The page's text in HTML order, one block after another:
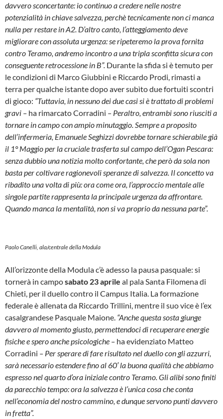
davvero sconcertante: io continuo a credere nelle nostre
potenzialità in chiave salvezza, perchè tecnicamente non ci manca
nulla per restare in A2. D’altro canto, l’atteggiamento deve
migliorare con assoluta urgenza: se ripeteremo la prova fornita
contro Teramo, andremo incontro a una tripla sconfitta sicura con
conseguente retrocessione in B”. Durante la sfida si è temuto per
le condizioni di Marco Giubbini e Riccardo Prodi, rimasti a
terra per qualche istante dopo aver subìto due fortuiti scontri
di gioco: “Tuttavia, in nessuno dei due casi si è trattato di problemi
gravi – ha rimarcato Corradini – Peraltro, entrambi sono riusciti a
tornare in campo con ampio minutaggio. Sempre a proposito
dell’infermeria, Emanuele Seghizzi dovrebbe tornare schierabile già
il 1° Maggio per la cruciale trasferta sul campo dell’Ogan Pescara:
senza dubbio una notizia molto confortante, che però da sola non
basta per coltivare ragionevoli speranze di salvezza. Il concetto va
ribadito una volta di più: ora come ora, l’approccio mentale alle
singole partite rappresenta la principale urgenza da affrontare.
Quando manca la mentalità, non si va proprio da nessuna parte”.
Paolo Canelli, ala/centrale della Modula
All’orizzonte della Modula c’è adesso la pausa pasquale: si
tornerà in camposabato 23 aprile al pala Santa Filomena di
Chieti, per il duello contro il Campus Italia. La formazione
federale è allenata da Riccardo Trillini, mentre il suo vice è l’ex
casalgrandese Pasquale Maione. “Anche questa sosta giunge
davvero al momento giusto, permettendoci di recuperare energie
fisiche e spero anche psicologiche – ha evidenziato Matteo
Corradini – Per sperare di fare risultato nel duello con gli azzurri,
sarà necessario estendere fino al 60′ la buona qualità che abbiamo
espresso nel quarto d’ora iniziale contro Teramo. Gli alibi sono finiti
da parecchio tempo: ora la salvezza è l’unica cosa che conta
nell’economia del nostro cammino, e dunque servono punti davvero
in fretta”.